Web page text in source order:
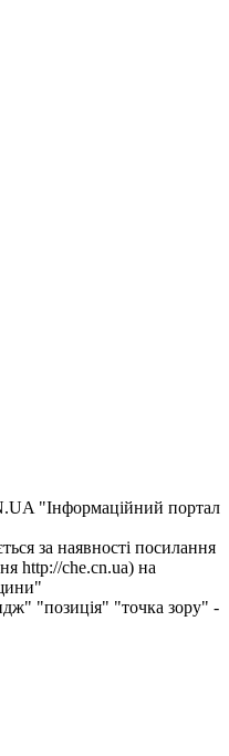
"Інформаційний портал
за наявності посилання
http://che.cn.ua) на
"позиція" "точка зору" -